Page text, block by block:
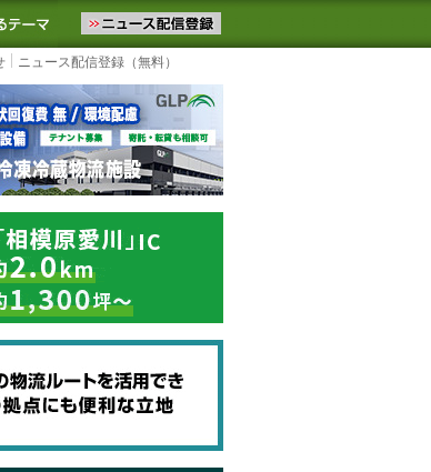
届けします。物流ニュースメール配信を登録す
りに追加 よく見るテーマ
ニュース配信登録（無料）